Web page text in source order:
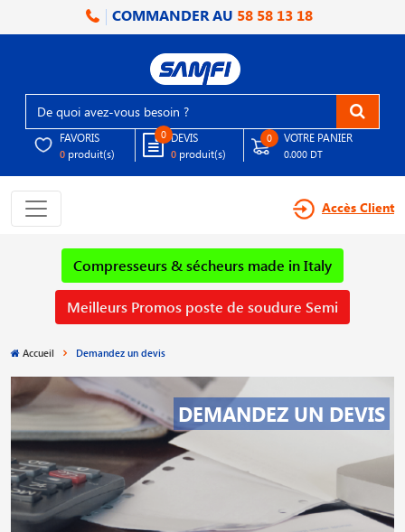
COMMANDER AU 58 58 13 18
FAVORIS
0 produit(s)
0 DEVIS
0 produit(s)
0 VOTRE PANIER
0.000 DT
Accès Client
Compresseurs & sécheurs made in Italy
Meilleurs Promos poste de soudure Semi
Accueil Demandez un devis
DEMANDEZ UN DEVIS